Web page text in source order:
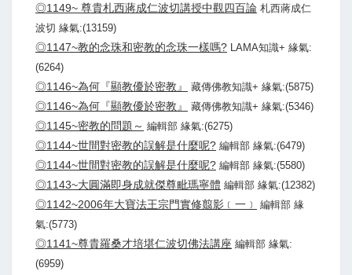
◎1149~ 尊貴札西蔣成仁波切講授中觀四百論 札西蔣成仁
波切 緣氣:(13159)
◎1147~教的念珠和密教的念珠一樣嗎? LAMA知識+ 緣氣:
(6264)
◎1146~為何『顯教優於密教』 藏傳佛教知識+ 緣氣:(5875)
◎1146~為何『顯教優於密教』 藏傳佛教知識+ 緣氣:(5346)
◎1145~密教的問題～ 編輯部 緣氣:(6275)
◎1144~世間對密教的誤解是什麼呢? 編輯部 緣氣:(6479)
◎1144~世間對密教的誤解是什麼呢? 編輯部 緣氣:(5580)
◎1143~大圓滿即身成就傑尊毗瑪寧體 編輯部 緣氣:(12382)
◎1142~2006年大寶法王宗門實修翦影﹝一﹞
編輯部 緣
氣:(5773)
◎1141~尊貴羅桑才培堪仁波切佛法講座 編輯部 緣氣:
(6959)